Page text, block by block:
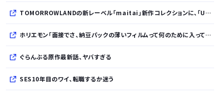
TOMORROWLANDの新レーベル「maitai」新作コレクションに、「UNDYED」の素材が採用
ホリエモン「面接でさ、納豆パックの薄いフィルムって何のために入っていの？って聞くわけ」
ぐらんぶる原作最新話、ヤバすぎる
SES10年目のワイ、転職するか迷う